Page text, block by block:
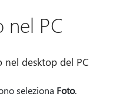
nel PC
nel desktop del PC
seleziona Foto.